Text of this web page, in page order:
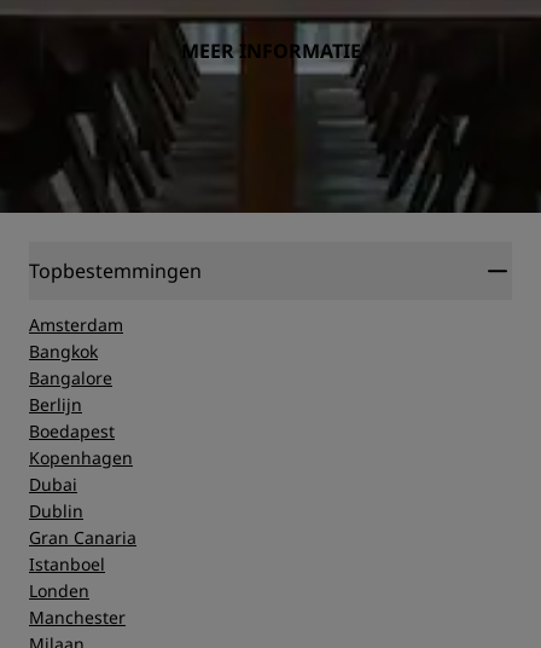
MEER INFORMATIE
Topbestemmingen
Amsterdam
Bangkok
Bangalore
Berlijn
Boedapest
Kopenhagen
Dubai
Dublin
Gran Canaria
Istanboel
Londen
Manchester